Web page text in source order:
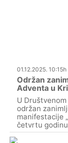
01.12.2025. 10:15h
Održan
Adventa u
U
održan
manifestacije
četvrtu